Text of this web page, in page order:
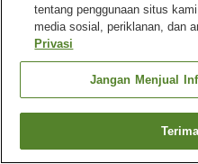
Tempat parkir
Beranda Jepang Wakayama
Cari
tentang penggunaan situs
media sosial, periklanan, dan
Privasi
Jangan Menjual